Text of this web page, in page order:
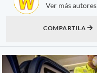
Ver más autores
COMPARTILA